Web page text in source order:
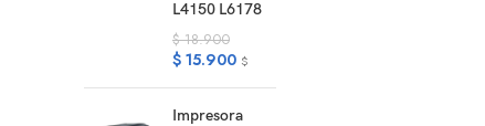
L4150 L6178
$18.900
$ 15.900 $
Impresora